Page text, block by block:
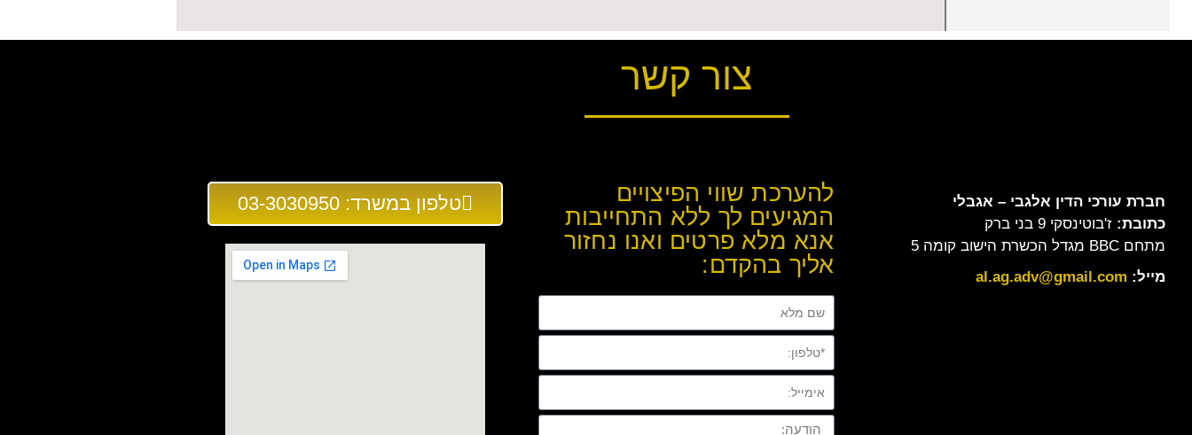
צור קשר
חברת עורכי הדין אלגבי – אגבלי
כתובת: ז'בוטינסקי 9 בני ברק
מתחם BBC מגדל הכשרת הישוב קומה 5
מייל: al.ag.adv@gmail.com
להערכת שווי הפיצויים
המגיעים לך ללא התחייבות
אנא מלא פרטים ואנו נחזור
אליך בהקדם:
טלפון במשרד: 03-3030950